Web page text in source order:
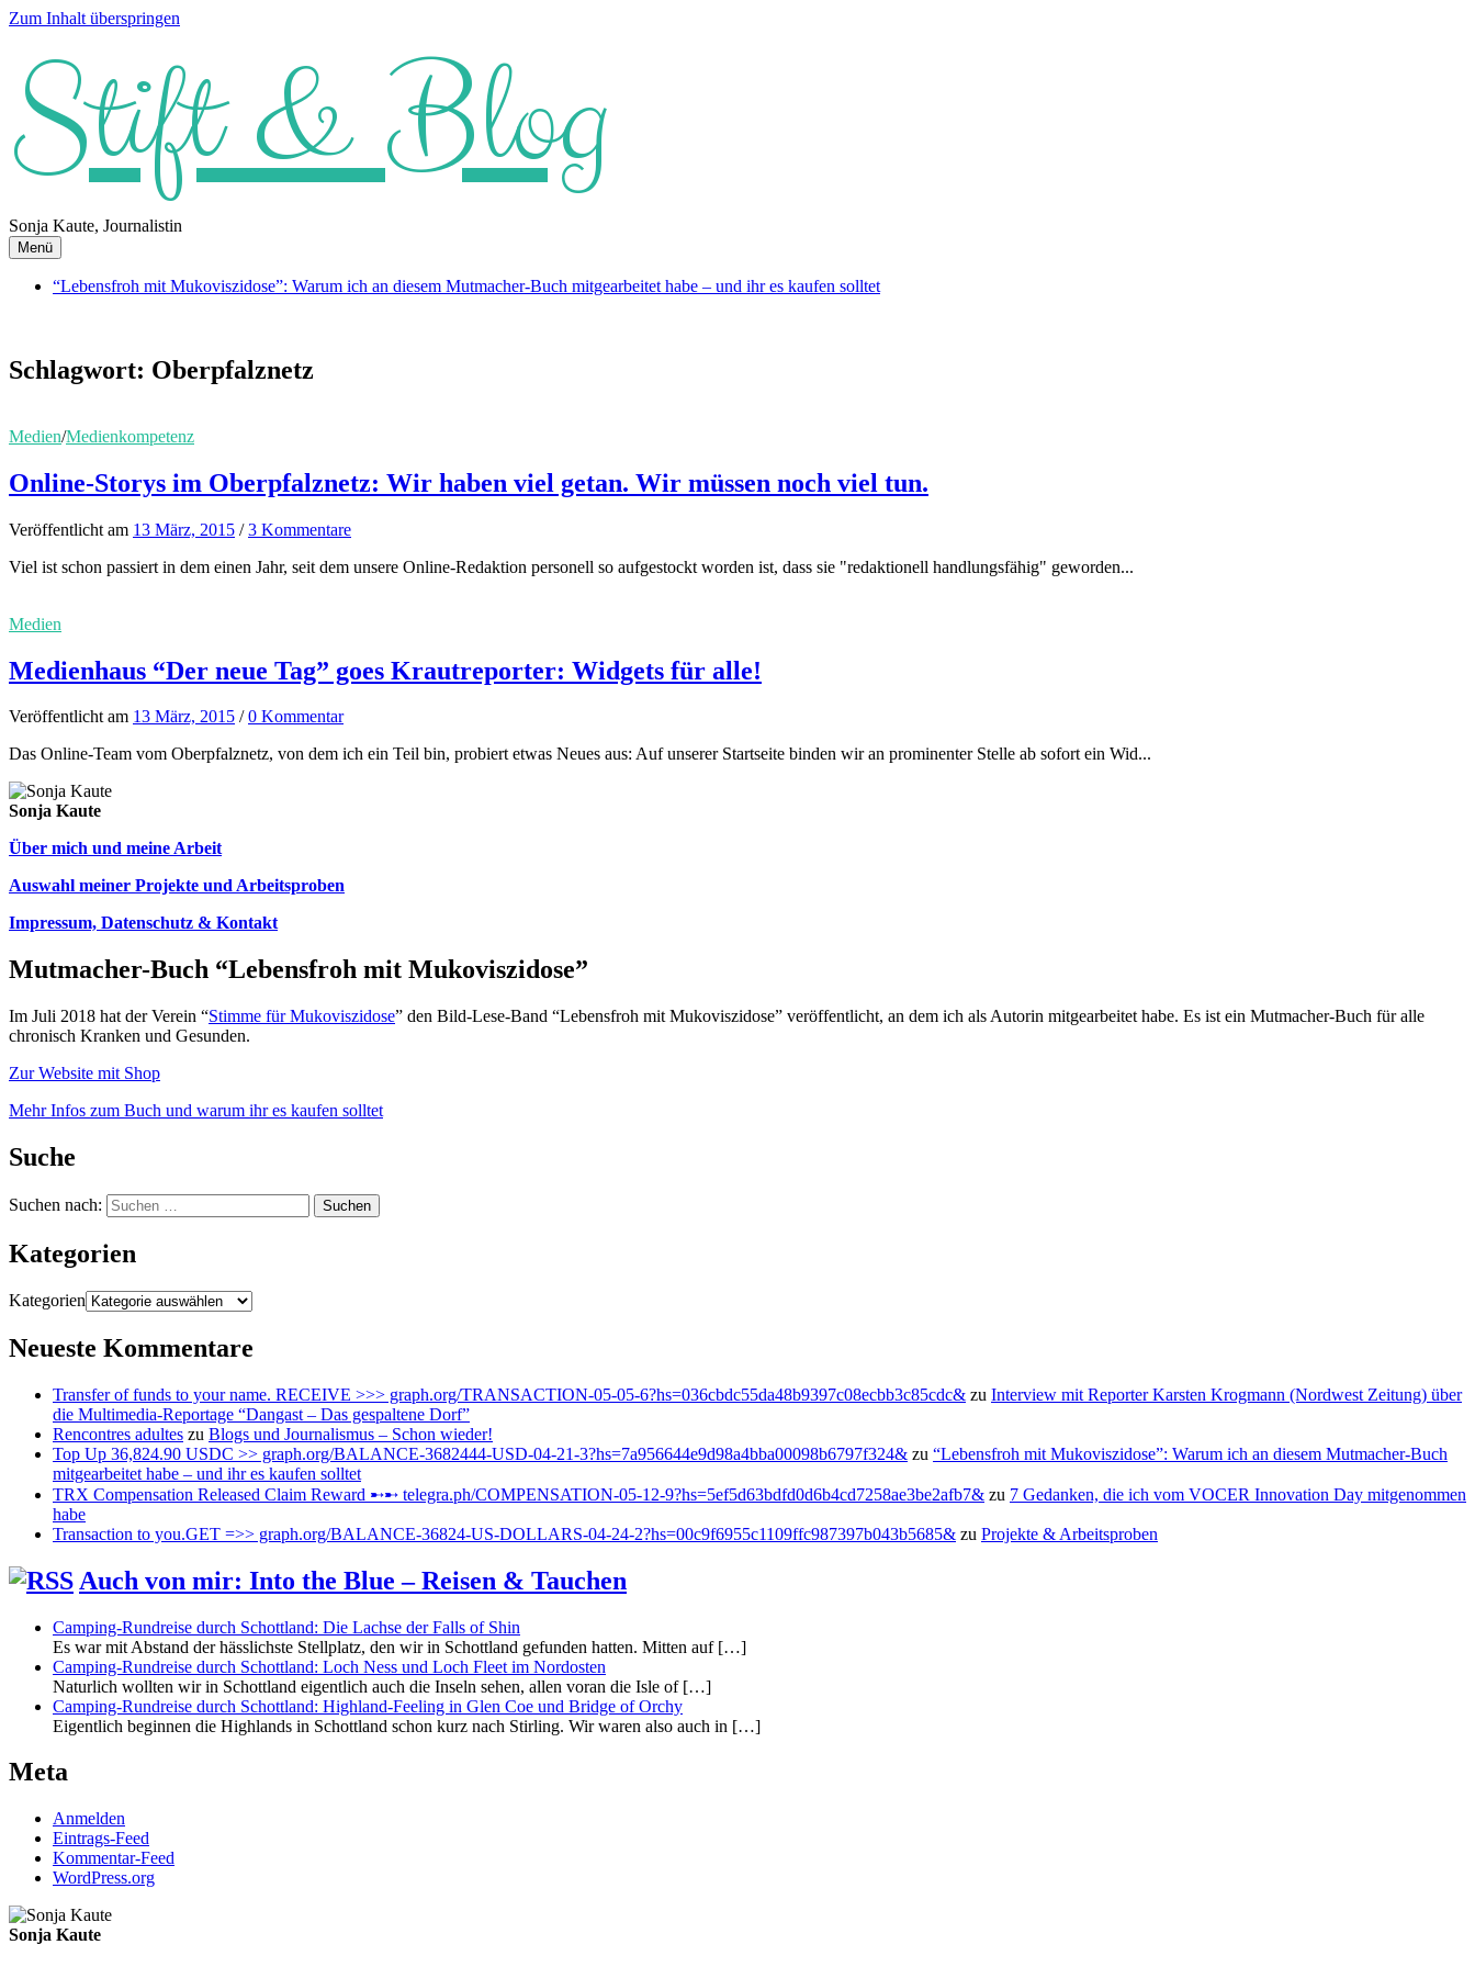
Zum Inhalt überspringen
Stift & Blog
Sonja Kaute, Journalistin
Menü
“Lebensfroh mit Mukoviszidose”: Warum ich an diesem Mutmacher-Buch mitgearbeitet habe – und ihr es kaufen solltet
Schlagwort: Oberpfalznetz
Medien/Medienkompetenz
Online-Storys im Oberpfalznetz: Wir haben viel getan. Wir müssen noch viel tun.
Veröffentlicht am 13 März, 2015 /3 Kommentare
Viel ist schon passiert in dem einen Jahr, seit dem unsere Online-Redaktion personell so aufgestockt worden ist, dass sie "redaktionell handlungsfähig" geworden...
Medien
Medienhaus “Der neue Tag” goes Krautreporter: Widgets für alle!
Veröffentlichtam 13 März, 2015 /0 Kommentar
Das Online-Team vom Oberpfalznetz, von dem ich ein Teil bin, probiert etwas Neues aus: Auf unserer Startseite binden wir an prominenter Stelle ab sofort ein Wid...
Sonja Kaute
Über mich und meine Arbeit
Auswahl meiner Projekte und Arbeitsproben
Impressum, Datenschutz & Kontakt
Mutmacher-Buch “Lebensfroh mit Mukoviszidose”
Im Juli 2018 hat der Verein “Stimme für Mukoviszidose” den Bild-Lese-Band “Lebensfroh mit Mukoviszidose” veröffentlicht, an dem ich als Autorin mitgearbeitet habe. Es ist ein Mutmacher-Buch für alle
chronisch Kranken und Gesunden.
Zur Website mit Shop
Mehr Infos zum Buch und warum ihr es kaufen solltet
Suche
Suchen nach:
Kategorien
Kategorien
Neueste Kommentare
Transfer of funds to your name. RECEIVE >>> graph.org/TRANSACTION-05-05-6?hs=036cbdc55da48b9397c08ecbb3c85cdc& zu Interview mit Reporter Karsten Krogmann (Nordwest Zeitung) über
die Multimedia-Reportage “Dangast – Das gespaltene Dorf”
Rencontres adultes zu Blogs und Journalismus – Schon wieder!
Top Up 36,824.90 USDC >> graph.org/BALANCE-3682444-USD-04-21-3?hs=7a956644e9d98a4bba00098b6797f324& zu “Lebensfroh mit Mukoviszidose”: Warum ich an diesem Mutmacher-Buch
mitgearbeitet habe – und ihr es kaufen solltet
TRX Compensation Released Claim Reward ➸➸ telegra.ph/COMPENSATION-05-12-9?hs=5ef5d63bdfd0d6b4cd7258ae3be2afb7& zu 7 Gedanken, die ich vom VOCER Innovation Day mitgenommen
habe
Transaction to you.GET =>> graph.org/BALANCE-36824-US-DOLLARS-04-24-2?hs=00c9f6955c1109ffc987397b043b5685& zu Projekte & Arbeitsproben
Auch von mir: Into the Blue – Reisen & Tauchen
Camping-Rundreise durch Schottland: Die Lachse der Falls of Shin
Es war mit Abstand der hässlichste Stellplatz, den wir in Schottland gefunden hatten. Mitten auf […]
Camping-Rundreise durch Schottland: Loch Ness und Loch Fleet im Nordosten
Naturlich wollten wir in Schottland eigentlich auch die Inseln sehen, allen voran die Isle of […]
Camping-Rundreise durch Schottland: Highland-Feeling in Glen Coe und Bridge of Orchy
Eigentlich beginnen die Highlands in Schottland schon kurz nach Stirling. Wir waren also auch in […]
Meta
Anmelden
Eintrags-Feed
Kommentar-Feed
WordPress.org
Sonja Kaute